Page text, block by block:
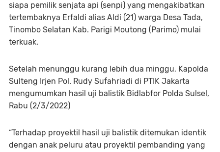
siapa pemilik senjata api (senpi) yang mengakibatkan
tertembaknya Erfaldi alias Aldi (21) warga Desa Tada,
Tinombo Selatan Kab. Parigi Moutong (Parimo) mulai
terkuak.
Setelah menunggu kurang lebih dua minggu, Kapolda
Sulteng Irjen Pol. Rudy Sufahriadi di PTIK Jakarta
mengumumkan hasil uji balistik Bidlabfor Polda Sulsel,
Rabu (2/3/2022)
“Terhadap proyektil hasil uji balistik ditemukan identik
dengan anak peluru atau proyektil pembanding yang